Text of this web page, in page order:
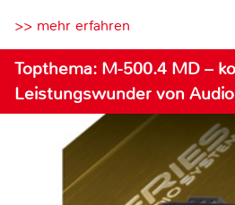
>> mehr erfahren
Topthema: M-500.4 MD –
Leistungswunder von